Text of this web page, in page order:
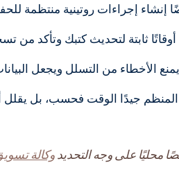
إنشاء إجراءات روتينية منتظمة
ثابتة لتحديث كتبك وتأكد
الأخطاء من التسلل ويجعل
جيدًا الوقت فحسب، بل يقلل
محليًا على وجه التحديدوكالة